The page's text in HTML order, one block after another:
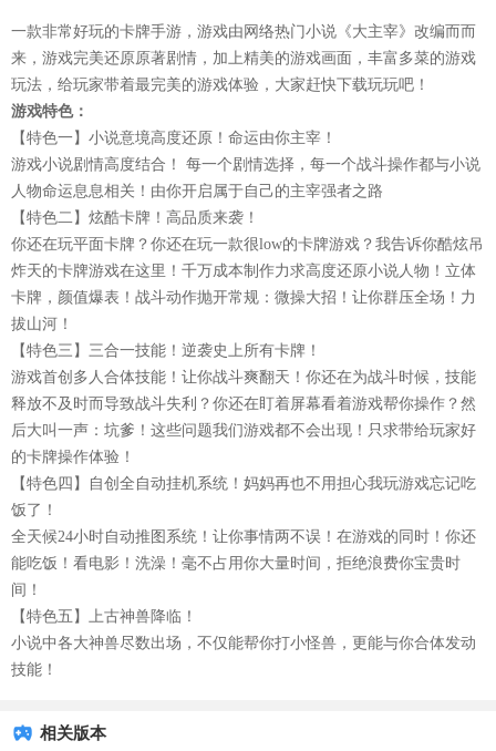
一款非常好玩的卡牌手游，游戏由网络热门小说《大主宰》改编而而
来，游戏完美还原原著剧情，加上精美的游戏画面，丰富多菜的游戏
玩法，给玩家带着最完美的游戏体验，大家赶快下载玩玩吧！
游戏特色：
【特色一】小说意境高度还原！命运由你主宰！
游戏小说剧情高度结合！ 每一个剧情选择，每一个战斗操作都与小说
人物命运息息相关！由你开启属于自己的主宰强者之路
【特色二】炫酷卡牌！高品质来袭！
你还在玩平面卡牌？你还在玩一款很low的卡牌游戏？我告诉你酷炫吊
炸天的卡牌游戏在这里！千万成本制作力求高度还原小说人物！立体
卡牌，颜值爆表！战斗动作抛开常规：微操大招！让你群压全场！力
拔山河！
【特色三】三合一技能！逆袭史上所有卡牌！
游戏首创多人合体技能！让你战斗爽翻天！你还在为战斗时候，技能
释放不及时而导致战斗失利？你还在盯着屏幕看着游戏帮你操作？然
后大叫一声：坑爹！这些问题我们游戏都不会出现！只求带给玩家好
的卡牌操作体验！
【特色四】自创全自动挂机系统！妈妈再也不用担心我玩游戏忘记吃
饭了！
全天候24小时自动推图系统！让你事情两不误！在游戏的同时！你还
能吃饭！看电影！洗澡！毫不占用你大量时间，拒绝浪费你宝贵时
间！
【特色五】上古神兽降临！
小说中各大神兽尽数出场，不仅能帮你打小怪兽，更能与你合体发动
技能！
相关版本